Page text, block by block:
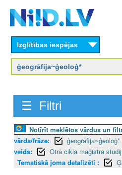
content
Izglītības iespējas
☰ Filtri
Notīrīt meklētos vārdus un
vārds/frāze:
ģeogrāfija~ģeoloģ*
veids:
Otrā cikla maģistra
Tematiskā joma detalizēti :